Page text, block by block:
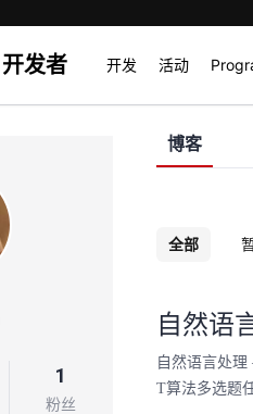
开发者 开发 活动
1
粉丝
博客
全部
自然语
自然语言处
T算法多选题